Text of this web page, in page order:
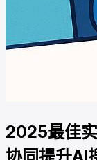
2025最佳
协同提升AI